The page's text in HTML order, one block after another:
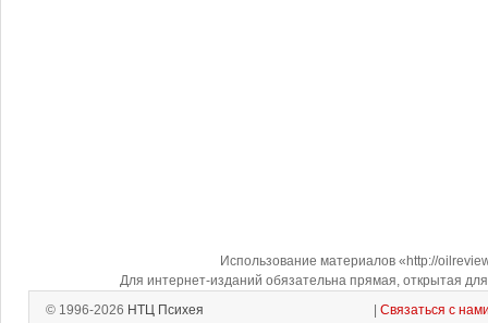
Использование материалов «http://
Для интернет-изданий обязательна прямая, открытая
© 1996-2026 НТЦ Психея Связаться с